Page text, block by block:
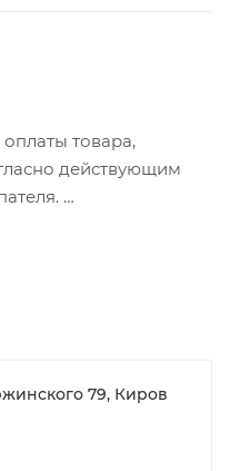
товара,
действующим
погрузки товаров.
79, Киров